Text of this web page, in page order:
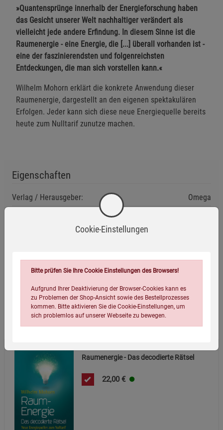
»Quantensprünge innerhalb der Energieforschung haben
das Gesicht unserer Welt nachhaltiger verändert als
vielleicht jede andere Erfindung. In diesem Sinne ist die
Raumenergie - eine Energie, die [...] überall vorhanden ist -
eine der faszinierendsten und folgenreichsten
Entdeckungen, die man sich vorstellen kann.«
Wilhelm Mohorn erklärt die konkrete Anwendung dieser
Raumenergie, dargestellt an den eigenen spektakulären
Erfolgen. Jeder kann sich diese neue Energiequelle bereits
heute zum Nulltarif zunutze machen.
Eigenschaften
Verlag / Herausgeber:
Omega
Gebunden, 224 Seiten, durchgehend farbig illustriert
Verpackungsmaße (LxBxH):
21,6 14,2 1,9cm
Wird oft zusammen bestellt:
Raumenergie - Das decodierte Rätsel
22,00 €
Cookie-Einstellungen
Bitte prüfen Sie Ihre Cookie Einstellungen des Browsers!
Aufgrund Ihrer Deaktivierung der Browser-Cookies kann es
zu Problemen der Shop-Ansicht sowie des Bestellprozesses
kommen. Bitte aktivieren Sie die Cookie-Einstellungen, um
sich problemlos auf unserer Webseite zu bewegen.
Einstellungen speichern für die Gruppe